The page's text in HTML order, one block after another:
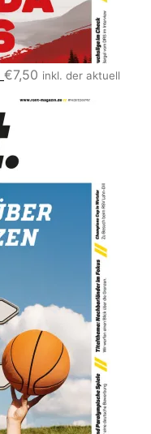
€7,50 inkl. der aktuell